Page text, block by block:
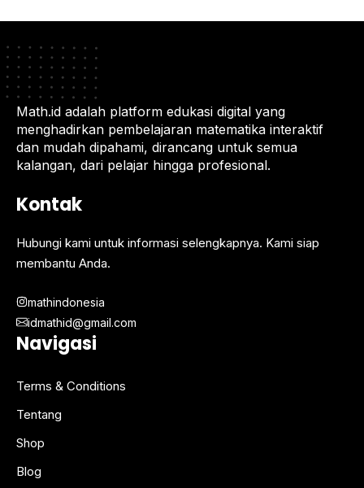
Math.id adalah platform edukasi digital yang
menghadirkan pembelajaran matematika interaktif
dan mudah dipahami, dirancang untuk semua
kalangan, dari pelajar hingga profesional.
Kontak
Hubungi kami untuk informasi selengkapnya. Kami siap
membantu Anda.
mathindonesia
idmathid@gmail.com
Navigasi
Terms & Conditions
Tentang
Shop
Blog